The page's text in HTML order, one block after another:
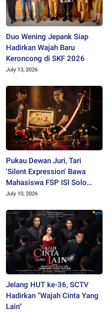
Duo Wening Jepank Siap
Hadirkan Wajah Baru
Keroncong di SKF 2026
July 13, 2026
Pukau Dewan Juri, Tari
'Silent Expression' Bawa
Mahasiswa FSP ISI Solo
Sabet Juara II PEKSIMIDA
July 10, 2026
Jelang HUT ke-36, SCTV
Hadirkan "Wajah Cinta Yang
Lain"